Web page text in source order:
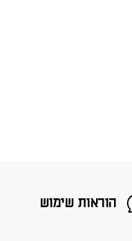
הוראות שימוש